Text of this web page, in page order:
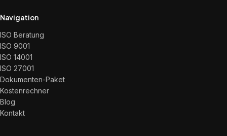
Navigation
ISO Beratung
ISO 9001
ISO 14001
ISO 27001
Dokumenten-Paket
Kostenrechner
Blog
Kontakt